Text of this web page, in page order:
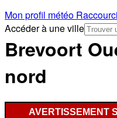
Mon profil météo
Accéder à une ville
Brevoort
nord
AVERTISSEMENT